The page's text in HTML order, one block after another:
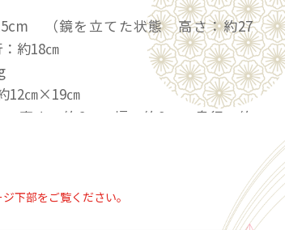
（鏡を立てた状態 高さ：約27
約18㎝
㎝×19㎝
：約6㎝ 幅：約9㎝ 奥行：約
下部をご覧ください。